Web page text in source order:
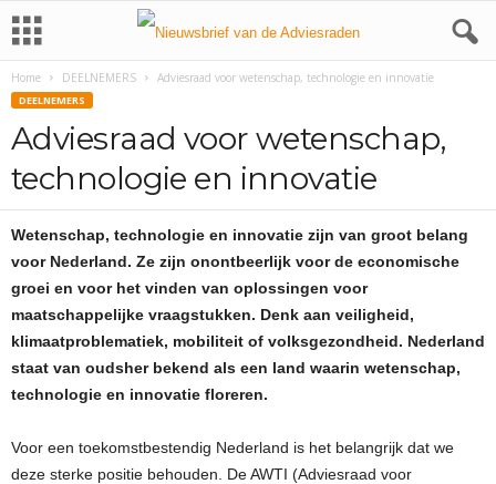
Home DEELNEMERS Adviesraad voor wetenschap, technologie en innovatie
DEELNEMERS
Adviesraad voor wetenschap,
technologie en innovatie
Wetenschap, technologie en innovatie zijn van groot belang
voor Nederland. Ze zijn onontbeerlijk voor de economische
groei en voor het vinden van oplossingen voor
maatschappelijke vraagstukken. Denk aan veiligheid,
klimaatproblematiek, mobiliteit of volksgezondheid. Nederland
staat van oudsher bekend als een land waarin wetenschap,
technologie en innovatie floreren.
Voor een toekomstbestendig Nederland is het belangrijk dat we
deze sterke positie behouden. De AWTI (Adviesraad voor